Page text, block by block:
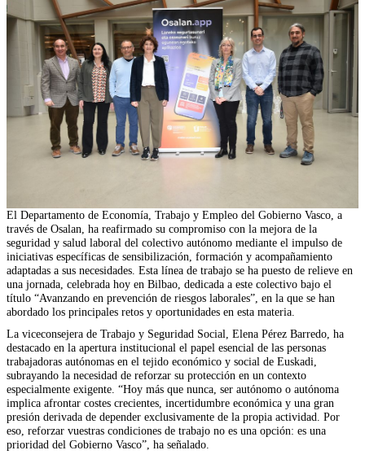
El Departamento de Economía, Trabajo y Empleo del Gobierno Vasco, a
través de Osalan, ha reafirmado su compromiso con la mejora de la
seguridad y salud laboral del colectivo autónomo mediante el impulso de
iniciativas específicas de sensibilización, formación y acompañamiento
adaptadas a sus necesidades. Esta línea de trabajo se ha puesto de relieve en
una jornada, celebrada hoy en Bilbao, dedicada a este colectivo bajo el
título “Avanzando en prevención de riesgos laborales”, en la que se han
abordado los principales retos y oportunidades en esta materia.
La viceconsejera de Trabajo y Seguridad Social, Elena Pérez Barredo, ha
destacado en la apertura institucional el papel esencial de las personas
trabajadoras autónomas en el tejido económico y social de Euskadi,
subrayando la necesidad de reforzar su protección en un contexto
especialmente exigente. “Hoy más que nunca, ser autónomo o autónoma
implica afrontar costes crecientes, incertidumbre económica y una gran
presión derivada de depender exclusivamente de la propia actividad. Por
eso, reforzar vuestras condiciones de trabajo no es una opción: es una
prioridad del Gobierno Vasco”, ha señalado.